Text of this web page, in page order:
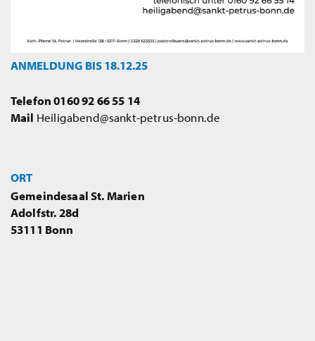
ANMELDUNG BIS 18.12.25
Telefon 0160 92 66 55 14
Mail Heiligabend@sankt-petrus-bonn.de
ORT
Gemeindesaal St. Marien
Adolfstr. 28d
53111 Bonn